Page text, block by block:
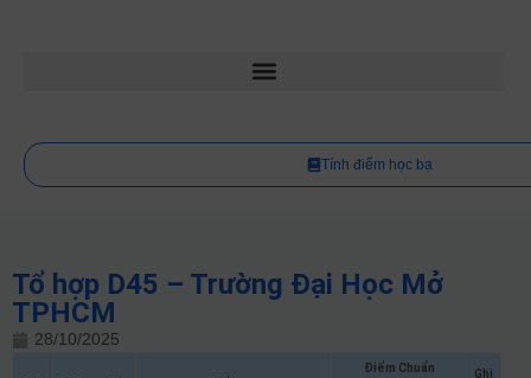
Tính điểm học bạ
Tổ hợp D45 – Trường Đại Học Mở
TPHCM
28/10/2025
Điểm Chuẩn
Ghi